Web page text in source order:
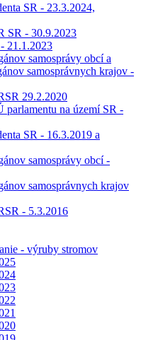
SR - 23.3.2024,
SR - 30.9.2023
21.1.2023
samosprávy obcí a
samosprávnych krajov -
29.2.2020
na území SR -
SR - 16.3.2019 a
samosprávy obcí -
samosprávnych krajov
- 5.3.2016
- výruby stromov